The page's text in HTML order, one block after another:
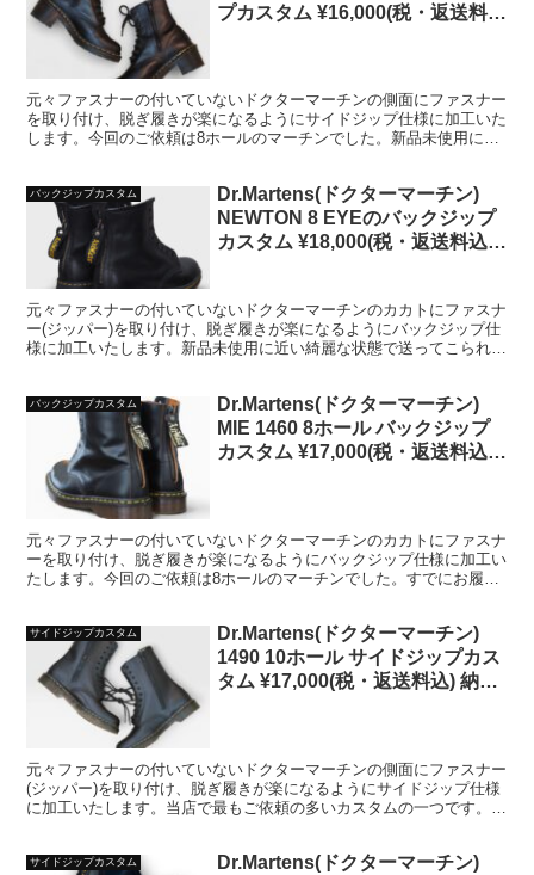
プカスタム ¥16,000(税・返送料
元々ファスナーの付いていないドクターマーチンの側面にファスナー
を取り付け、脱ぎ履きが楽になるようにサイドジップ仕様に加工いた
します。今回のご依頼は8ホールのマーチンでした。新品未使用に近
バックジップカスタム
Dr.Martens(ドクターマーチン)
NEWTON 8 EYEのバックジップ
カスタム ¥18,000(税・返送料込)
元々ファスナーの付いていないドクターマーチンのカカトにファスナ
ー(ジッパー)を取り付け、脱ぎ履きが楽になるようにバックジップ仕
様に加工いたします。新品未使用に近い綺麗な状態で送ってこられる
バックジップカスタム
Dr.Martens(ドクターマーチン)
MIE 1460 8ホール バックジップ
カスタム ¥17,000(税・返送料込)
元々ファスナーの付いていないドクターマーチンのカカトにファスナ
ーを取り付け、脱ぎ履きが楽になるようにバックジップ仕様に加工い
たします。今回のご依頼は8ホールのマーチンでした。すでにお履き
サイドジップカスタム
Dr.Martens(ドクターマーチン)
1490 10ホール サイドジップカス
タム ¥17,000(税・返送料込) 納期
元々ファスナーの付いていないドクターマーチンの側面にファスナー
(ジッパー)を取り付け、脱ぎ履きが楽になるようにサイドジップ仕様
に加工いたします。当店で最もご依頼の多いカスタムの一つです。す
サイドジップカスタム
Dr.Martens(ドクターマーチン)